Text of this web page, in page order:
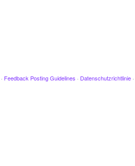
· Feedback Posting Guidelines · Datenschutzrichtlinie ·